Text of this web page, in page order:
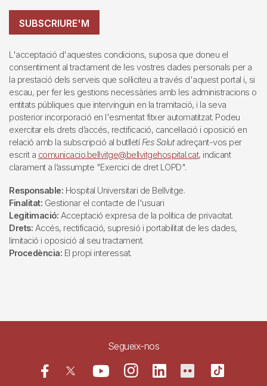
SUBSCRIURE'M
L'acceptació d'aquestes condicions, suposa que doneu el
consentiment al tractament de les vostres dades personals per a
la prestació dels serveis que sol·liciteu a través d'aquest portal i, si
escau, per fer les gestions necessàries amb les administracions o
entitats públiques que intervinguin en la tramitació, i la seva
posterior incorporació en l'esmentat fitxer automatitzat. Podeu
exercitar els drets d’accés, rectificació, cancel·lació i oposició en
relació amb la subscripció al butlletí Fes Salutadreçant-vos per
escrit a comunicacio.bellvitge@bellvitgehospital.cat, indicant
clarament a l’assumpte "Exercici de dret LOPD".
Responsable: Hospital Universitari de Bellvitge.
Finalitat: Gestionar el contacte de l'usuari
Legitimació: Acceptació expresa de la política de privacitat.
Drets: Accés, rectificació, supresió i portabilitat de les dades,
limitació i oposició al seu tractament.
Procedència: El propi interessat.
Segueix-nos